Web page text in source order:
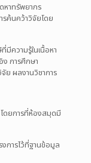
าทรัพยากร
ค้นคว้าวิจัยโดย
ความรู้ในเนื้อหา
ง การศึกษา
ย ผลงานวิชาการ
ดยการที่ห้องสมุดมี
ารไว้ที่ฐานข้อมูล